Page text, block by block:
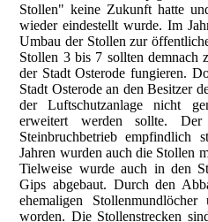
Stollen" keine Zukunft hatte
wieder eindestellt wurde. Im
Umbau der Stollen zur
Stollen 3 bis 7 sollten demnach
der Stadt Osterode fungieren.
Stadt Osterode an den Besitzer
der Luftschutzanlage nicht
erweitert werden sollte.
Steinbruchbetrieb empfindlich
Jahren wurden auch die Stollen
Tielweise wurde auch in den
Gips abgebaut. Durch den
ehemaligen
worden. Die Stollenstrecken